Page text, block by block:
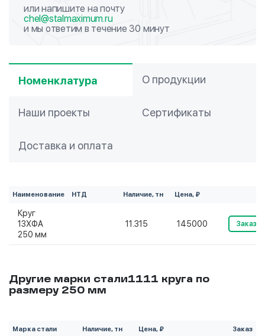
или напишите на почту
chel@stalmaximum.ru
и мы ответим в течение 30 минут
Номенклатура О продукции
Наши проекты Сертификаты
Доставка и оплата
Наименование НТД Наличие, тн Цена, ₽
Круг
13ХФА
250 мм
11.315 145000
Другие марки стали1111 круга по
размеру 250 мм
Марка стали Наличие, тн Цена, ₽ Заказ